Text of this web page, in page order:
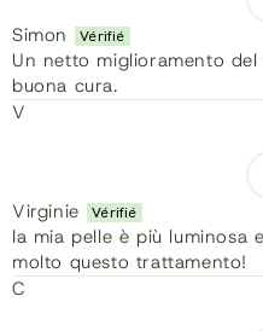
Simon
Un netto miglioramento
buona cura.
V
Virginie
la mia pelle è più luminosa
molto questo trattamento!
C